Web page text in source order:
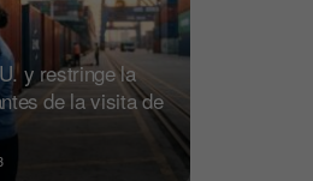
y restringe la
de la visita de